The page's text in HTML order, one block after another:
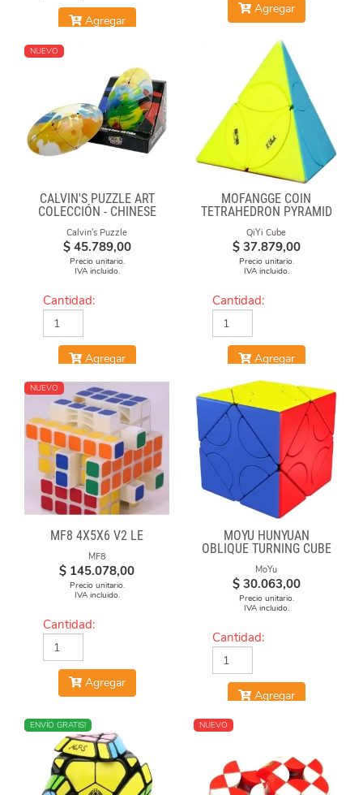
Agregar
Agregar
NUEVO
CALVIN'S PUZZLE ART
COLECCIÓN - CHINESE
OPERA FACE-OFF CUBE
(GRAFFITI CAMO)
Calvin's Puzzle
$ 45.789,00
Precio unitario.
IVA incluido.
Cantidad:
Agregar
MOFANGGE COIN
TETRAHEDRON PYRAMID
STICKERLESS
QiYi Cube
$ 37.879,00
Precio unitario.
IVA incluido.
Cantidad:
Agregar
NUEVO
MF8 4X5X6 V2 LE
MF8
$ 145.078,00
Precio unitario.
IVA incluido.
Cantidad:
Agregar
MOYU HUNYUAN
OBLIQUE TURNING CUBE
1 MIXUP SKEWB
MoYu
$ 30.063,00
Precio unitario.
IVA incluido.
Cantidad:
Agregar
NUEVO
ENVÍO GRATIS! NUEVO